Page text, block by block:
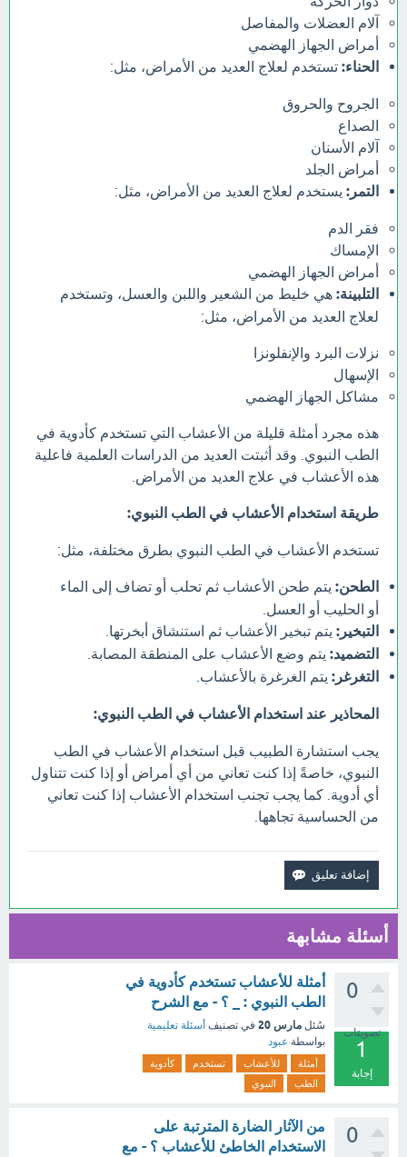
آلام العضلات والمفاصل
أمراض الجهاز الهضمي
الحناء: تستخدم لعلاج العديد من الأمراض، مثل:
الجروح والحروق
الصداع
آلام الأسنان
أمراض الجلد
التمر: يستخدم لعلاج العديد من الأمراض، مثل:
فقر الدم
الإمساك
أمراض الجهاز الهضمي
التلبينة: هي خليط من الشعير واللبن والعسل، وتستخدم
لعلاج العديد من الأمراض، مثل:
نزلات البرد والإنفلونزا
الإسهال
مشاكل الجهاز الهضمي
هذه مجرد أمثلة قليلة من الأعشاب التي تستخدم كأدوية في
الطب النبوي. وقد أثبتت العديد من الدراسات العلمية فاعلية
هذه الأعشاب في علاج العديد من الأمراض.
طريقة استخدام الأعشاب في الطب النبوي:
تستخدم الأعشاب في الطب النبوي بطرق مختلفة، مثل:
الطحن: يتم طحن الأعشاب ثم تحلب أو تضاف إلى الماء
أو الحليب أو العسل.
التبخير: يتم تبخير الأعشاب ثم استنشاق أبخرتها.
التضميد: يتم وضع الأعشاب على المنطقة المصابة.
التغرغر: يتم الغرغرة بالأعشاب.
المحاذير عند استخدام الأعشاب في الطب النبوي:
يجب استشارة الطبيب قبل استخدام الأعشاب في الطب
النبوي، خاصةً إذا كنت تعاني من أي أمراض أو إذا كنت تتناول
أي أدوية. كما يجب تجنب استخدام الأعشاب إذا كنت تعاني
من الحساسية تجاهها.
أسئلة مشابهة
0
تصويتات
1
إجابة
أمثلة للأعشاب تستخدم كأدوية في
الطب النبوي : _ ؟ - مع الشرح
سُئل مارس 20 في تصنيف أسئلة تعليمية
بواسطة عبود
أمثلة للأعشاب تستخدم
كأدوية
الطب
النبوي
0
من الآثار الضارة المترتبة على
الاستخدام الخاطئ للأعشاب ؟ - مع